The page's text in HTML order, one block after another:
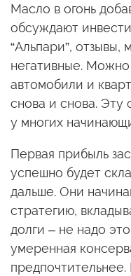
Масло в огонь
обсуждают
“Альпари”, отзывы,
негативные.
автомобили и
снова и снова.
у многих
Первая прибыль
успешно будет
дальше. Они
стратегию,
долги – не надо
умеренная